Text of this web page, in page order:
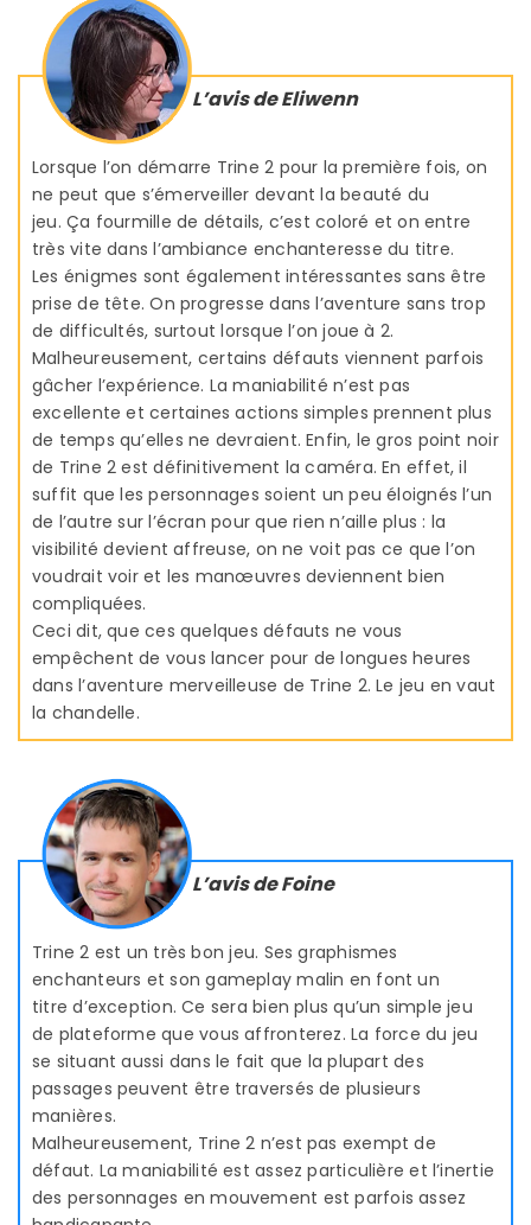
L’avis de Eliwenn
Lorsque l’on démarre Trine 2 pour la première fois, on
ne peut que s’émerveiller devant la beauté du
jeu. Ça fourmille de détails, c’est coloré et on entre
très vite dans l’ambiance enchanteresse du titre.
Les énigmes sont également intéressantes sans être
prise de tête. On progresse dans l’aventure sans trop
de difficultés, surtout lorsque l’on joue à 2.
Malheureusement, certains défauts viennent parfois
gâcher l’expérience. La maniabilité n’est pas
excellente et certaines actions simples prennent plus
de temps qu’elles ne devraient. Enfin, le gros point noir
de Trine 2 est définitivement la caméra. En effet, il
suffit que les personnages soient un peu éloignés l’un
de l’autre sur l’écran pour que rien n’aille plus : la
visibilité devient affreuse, on ne voit pas ce que l’on
voudrait voir et les manœuvres deviennent bien
compliquées.
Ceci dit, que ces quelques défauts ne vous
empêchent de vous lancer pour de longues heures
dans l’aventure merveilleuse de Trine 2. Le jeu en vaut
la chandelle.
L’avis de Foine
Trine 2 est un très bon jeu. Ses graphismes
enchanteurs et son gameplay malin en font un
titre d’exception. Ce sera bien plus qu’un simple jeu
de plateforme que vous affronterez. La force du jeu
se situant aussi dans le fait que la plupart des
passages peuvent être traversés de plusieurs
manières.
Malheureusement, Trine 2 n’est pas exempt de
défaut. La maniabilité est assez particulière et l’inertie
des personnages en mouvement est parfois assez